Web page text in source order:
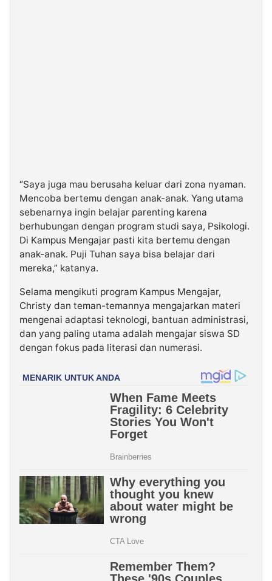
“Saya juga mau berusaha keluar dari zona nyaman.
Mencoba bertemu dengan anak-anak. Yang utama
sebenarnya ingin belajar parenting karena
berhubungan dengan program studi saya, Psikologi.
Di Kampus Mengajar pasti kita bertemu dengan
anak-anak. Puji Tuhan saya bisa belajar dari
mereka,” katanya.
Selama mengikuti program Kampus Mengajar,
Christy dan teman-temannya mengajarkan materi
mengenai adaptasi teknologi, bantuan administrasi,
dan yang paling utama adalah mengajar siswa SD
dengan fokus pada literasi dan numerasi.